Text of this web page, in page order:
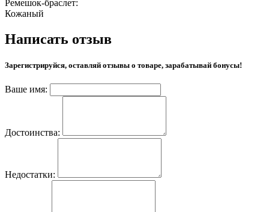
Ремешок-браслет:
Кожаный
Написать отзыв
Зарегистрируйся, оставляй отзывы о товаре, зарабатывай бонусы!
Ваше имя:
Достоинства:
Недостатки: